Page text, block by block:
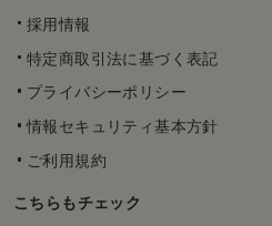
採用情報
特定商取引法に基づく表記
プライバシーポリシー
情報セキュリティ基本方針
ご利用規約
こちらもチェック